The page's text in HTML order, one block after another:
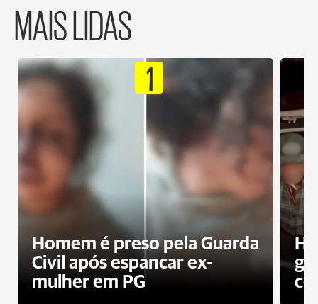
MAIS LIDAS
1
Homem é preso pela Guarda
Civil após espancar ex-
mulher em PG